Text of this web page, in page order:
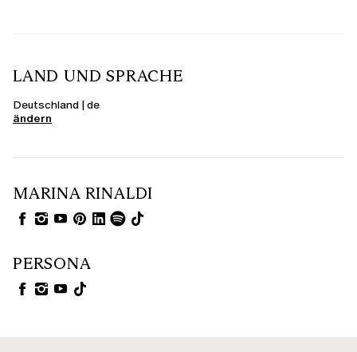
LAND UND SPRACHE
Deutschland | de
ändern
MARINA RINALDI
PERSONA